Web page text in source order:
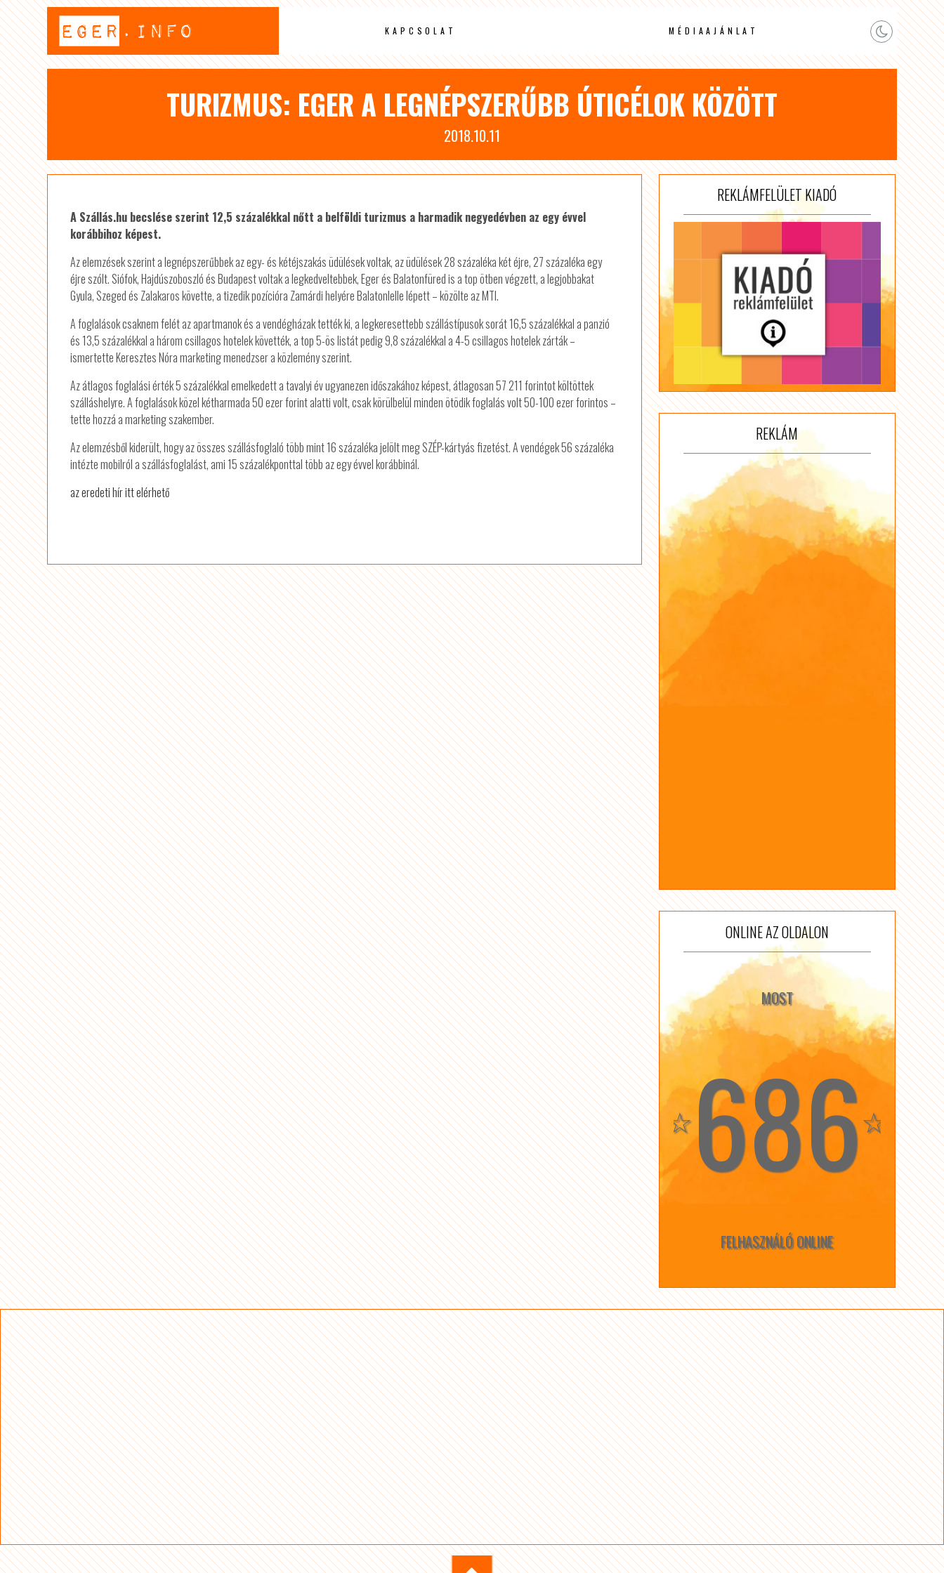
KAPCSOLAT MÉDIAAJÁNLAT
TURIZMUS: EGER A LEGNÉPSZERŰBB ÚTICÉLOK KÖZÖTT
2018.10.11
A Szállás.hu becslése szerint 12,5 százalékkal nőtt a belföldi turizmus a harmadik negyedévben az egy évvel
korábbihoz képest.
Az elemzések szerint a legnépszerűbbek az egy- és kétéjszakás üdülések voltak, az üdülések 28 százaléka két éjre, 27 százaléka egy
éjre szólt. Siófok, Hajdúszoboszló és Budapest voltak a legkedveltebbek, Eger és Balatonfüred is a top ötben végzett, a legjobbakat
Gyula, Szeged és Zalakaros követte, a tizedik pozícióra Zamárdi helyére Balatonlelle lépett – közölte az MTI.
A foglalások csaknem felét az apartmanok és a vendégházak tették ki, a legkeresettebb szállástípusok sorát 16,5 százalékkal a panzió
és 13,5 százalékkal a három csillagos hotelek követték, a top 5-ös listát pedig 9,8 százalékkal a 4-5 csillagos hotelek zárták –
ismertette Keresztes Nóra marketing menedzser a közlemény szerint.
Az átlagos foglalási érték 5 százalékkal emelkedett a tavalyi év ugyanezen időszakához képest, átlagosan 57 211 forintot költöttek
szálláshelyre. A foglalások közel kétharmada 50 ezer forint alatti volt, csak körülbelül minden ötödik foglalás volt 50-100 ezer forintos –
tette hozzá a marketing szakember.
Az elemzésből kiderült, hogy az összes szállásfoglaló több mint 16 százaléka jelölt meg SZÉP-kártyás fizetést. A vendégek 56 százaléka
intézte mobilról a szállásfoglalást, ami 15 százalékponttal több az egy évvel korábbinál.
az eredeti hír itt elérhető
REKLÁMFELÜLET KIADÓ
REKLÁM
ONLINE AZ OLDALON
MOST
☆686☆
FELHASZNÁLÓ ONLINE